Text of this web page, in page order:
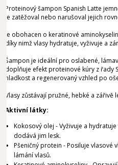
Proteinový šampon Spanish Latte
je zatěžoval nebo narušoval jejich
Je obohacen o keratinové
díky nimž vlasy hydratuje, vyživuje a
Šampon je ideální pro oslabené,
doplňuje efekt proteinové kúry z řady
hladkost a regenerovaný vzhled po
Vlasy zůstávají pružné, hebké a zářivě
Aktivní látky:
Kokosový olej - Vyživuje a
dodává jim lesk.
Pšeničný protein - Posiluje vlasové
lámání vlasů.